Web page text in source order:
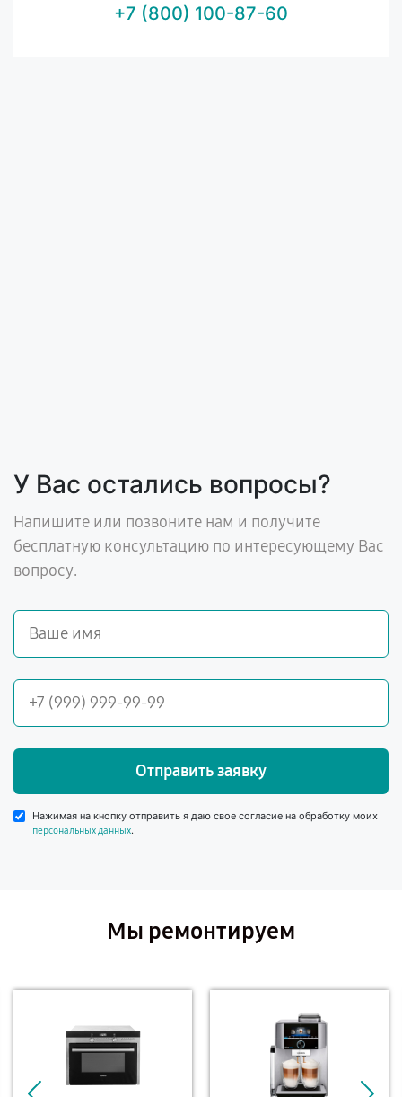
+7 (800) 100-87-60
У Вас остались вопросы?
Напишите или позвоните нам и получите
бесплатную консультацию по интересующему Вас
вопросу.
Отправить заявку
Нажимая на кнопку отправить я даю свое согласие на обработку моих
персональных данных.
Мы ремонтируем